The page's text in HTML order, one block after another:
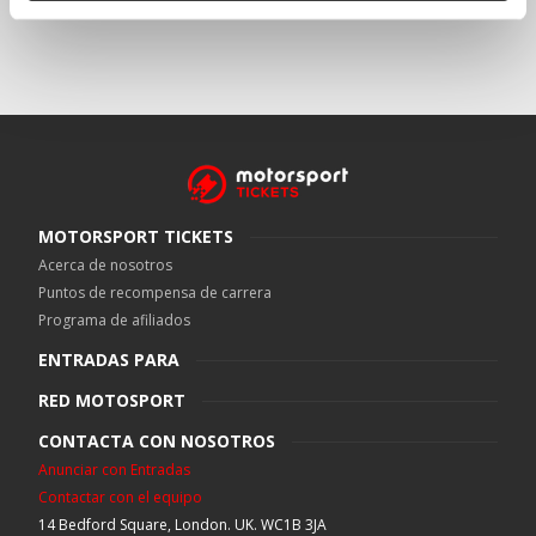
MOTORSPORT TICKETS
Acerca de nosotros
Puntos de recompensa de carrera
Programa de afiliados
ENTRADAS PARA
RED MOTOSPORT
CONTACTA CON NOSOTROS
Anunciar con Entradas
Contactar con el equipo
14 Bedford Square, London. UK. WC1B 3JA